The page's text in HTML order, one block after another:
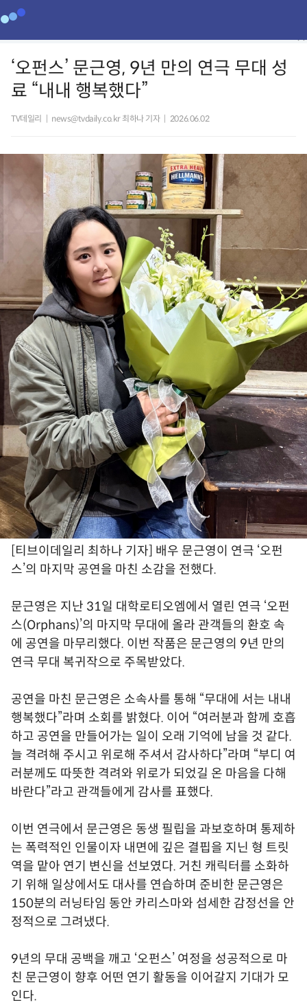
‘오펀스’ 문근영, 9년 만의 연극 무대 성
료 “내내 행복했다”
TV데일리 news@tvdaily.co.kr 최하나 기자 2026.06.02
[티브이데일리 최하나 기자] 배우 문근영이 연극 ‘오펀
스’의 마지막 공연을 마친 소감을 전했다.
문근영은 지난 31일 대학로티오엠에서 열린 연극 ‘오펀
스(Orphans)’의 마지막 무대에 올라 관객들의 환호 속
에 공연을 마무리했다. 이번 작품은 문근영의 9년 만의
연극 무대 복귀작으로 주목받았다.
공연을 마친 문근영은 소속사를 통해 “무대에 서는 내내
행복했다”라며 소회를 밝혔다. 이어 “여러분과 함께 호흡
하고 공연을 만들어가는 일이 오래 기억에 남을 것 같다.
늘 격려해 주시고 위로해 주셔서 감사하다”라며 “부디 여
러분께도 따뜻한 격려와 위로가 되었길 온 마음을 다해
바란다”라고 관객들에게 감사를 표했다.
이번 연극에서 문근영은 동생 필립을 과보호하며 통제하
는 폭력적인 인물이자 내면에 깊은 결핍을 지닌 형 트릿
역을 맡아 연기 변신을 선보였다. 거친 캐릭터를 소화하
기 위해 일상에서도 대사를 연습하며 준비한 문근영은
150분의 러닝타임 동안 카리스마와 섬세한 감정선을 안
정적으로 그려냈다.
9년의 무대 공백을 깨고 ‘오펀스’ 여정을 성공적으로 마
친 문근영이 향후 어떤 연기 활동을 이어갈지 기대가 모
인다.